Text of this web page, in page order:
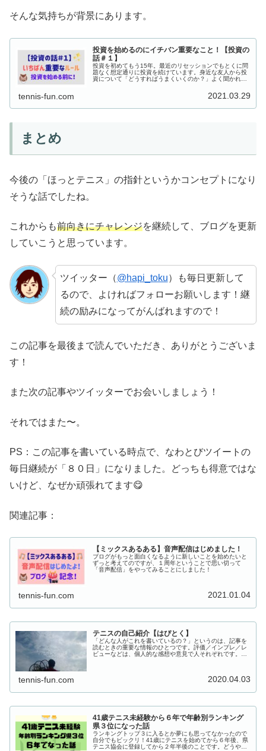
そんな気持ちが背景にあります。
投資を始めるのにイチバン重要なこと！【投資の
話＃１】
投資を初めてもう15年。最近のリセッションでもとくに問
題なく想定通りに投資を続けています。身近な友人から投
資について「どうすればうまくいくのか？」よく聞かれる
tennis-fun.com 2021.03.29
まとめ
今後の「ほっとテニス」の指針というかコンセプトになり
そうな話でしたね。
これからも前向きにチャレンジを継続して、ブログを更新
していこうと思っています。
ツイッター（@hapi_toku）も毎日更新して
るので、よければフォローお願いします！継
続の励みになってがんばれますので！
この記事を最後まで読んでいただき、ありがとうございま
す！
また次の記事やツイッターでお会いしましょう！
それではまた〜。
PS：この記事を書いている時点で、なわとびツイートの
毎日継続が「８０日」になりました。どっちも得意ではな
いけど、なぜか頑張れてます😋
関連記事：
【ミックスあるある】音声配信はじめました！
ブログがもっと面白くなるように新しいことを始めたいと
ずっと考えてのですが、１周年ということで思い切って
「音声配信」をやってみることにしました！
tennis-fun.com 2021.01.04
テニスの自己紹介【はぴとく】
「どんな人がこれを書いているの？」というのは、記事を
読むときの重要な情報のひとつです。評価／インプレ／レ
ビューなどは、個人的な感想や意見で人それぞれです。と
tennis-fun.com 2020.04.03
41歳テニス未経験から６年で年齢別ランキング
県３位になった話
ランキングトップ３に入るとか夢にも思ってなかったので
自分でもビックリ！41歳にテニスを始めてから６年後、県
テニス協会に登録してから２年半後のことです。どうやっ